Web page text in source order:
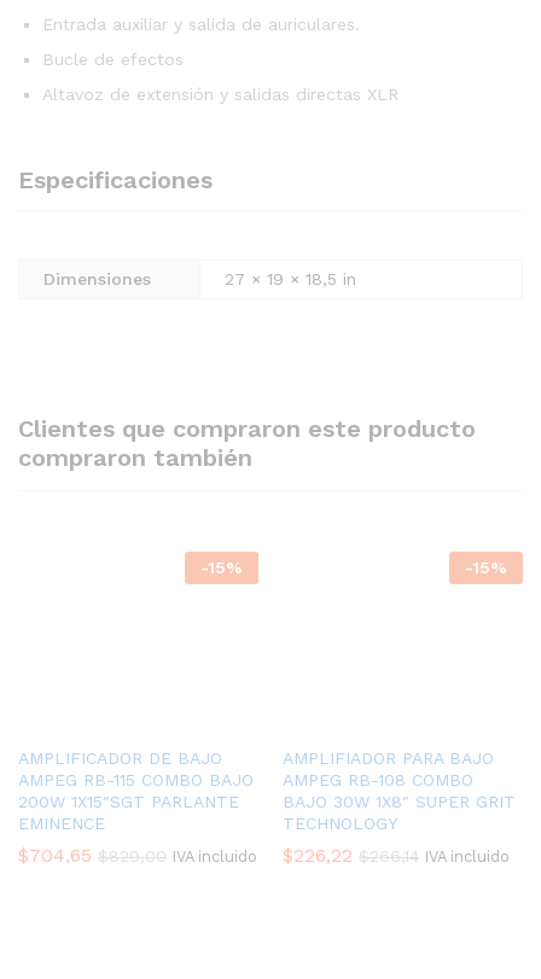
Entrada auxiliar y salida de auriculares.
Bucle de efectos
Altavoz de extensión y salidas directas XLR
Especificaciones
Dimensiones 27 × 19 × 18,5 in
Clientes que compraron este producto
compraron también
-15%
AMPLIFICADOR DE BAJO
AMPEG RB-115 COMBO BAJO
200W 1X15″SGT PARLANTE
EMINENCE
$704,65 $829,00 IVA incluido
-15%
AMPLIFIADOR PARA BAJO
AMPEG RB-108 COMBO
BAJO 30W 1X8″ SUPER GRIT
TECHNOLOGY
$226,22 $266,14 IVA incluido